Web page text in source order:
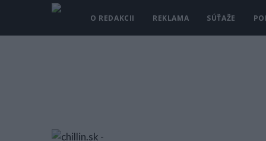
O REDAKCII REKLAMA SÚŤAŽE